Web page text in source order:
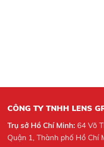
CÔNG TY TNHH LENS
Trụ sở Hồ Chí Minh: 64 Võ
Quận 1, Thành phố Hồ Chí